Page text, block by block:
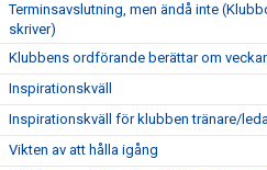
Terminsavslutning, men ändå inte
skriver)
Klubbens ordförande berättar om
Inspirationskväll
Inspirationskväll för klubben tränare/
Vikten av att hålla igång